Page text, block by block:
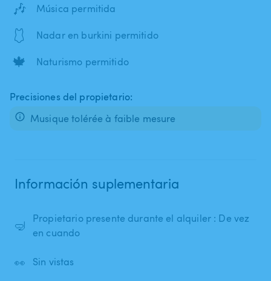
🎶 Música permitida
🩱 Nadar en burkini permitido
🍁 Naturismo permitido
Precisiones del propietario:
Musique tolérée à faible mesure
Información suplementaria
🤿
Propietario presente durante el alquiler : De vez
en cuando
👀 Sin vistas